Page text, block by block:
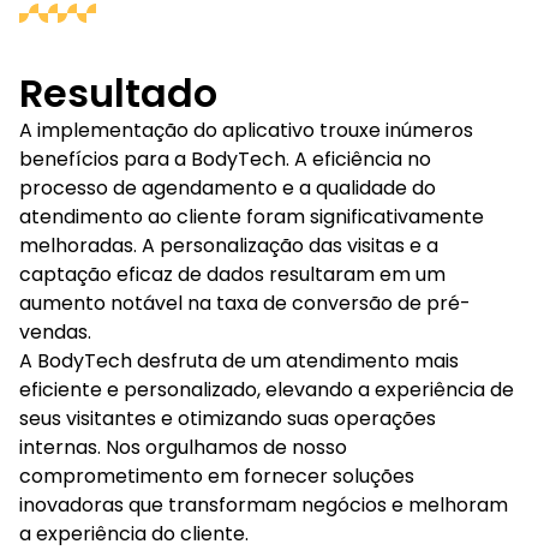
Resultado
A implementação do aplicativo trouxe inúmeros
benefícios para a BodyTech. A eficiência no
processo de agendamento e a qualidade do
atendimento ao cliente foram significativamente
melhoradas. A personalização das visitas e a
captação eficaz de dados resultaram em um
aumento notável na taxa de conversão de pré-
vendas.
A BodyTech desfruta de um atendimento mais
eficiente e personalizado, elevando a experiência de
seus visitantes e otimizando suas operações
internas. Nos orgulhamos de nosso
comprometimento em fornecer soluções
inovadoras que transformam negócios e melhoram
a experiência do cliente.